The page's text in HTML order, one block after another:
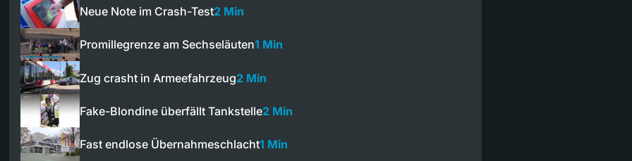
Neue Note im Crash-Test2 Min
Promillegrenze am Sechseläuten1 Min
Zug crasht in Armeefahrzeug2 Min
Fake-Blondine überfällt Tankstelle2 Min
Fast endlose Übernahmeschlacht1 Min